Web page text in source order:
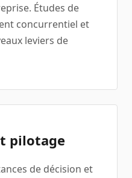
Études de
concurrentiel et
leviers de
pilotage
de décision et